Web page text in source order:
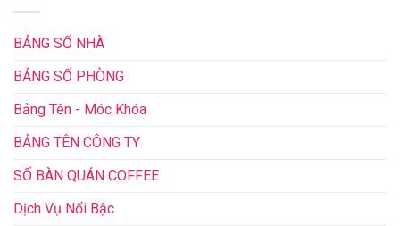
BẢNG SỐ NHÀ
BẢNG SỐ PHÒNG
Bảng Tên - Móc Khóa
BẢNG TÊN CÔNG TY
SỐ BÀN QUÁN COFFEE
Dịch Vụ Nổi Bậc